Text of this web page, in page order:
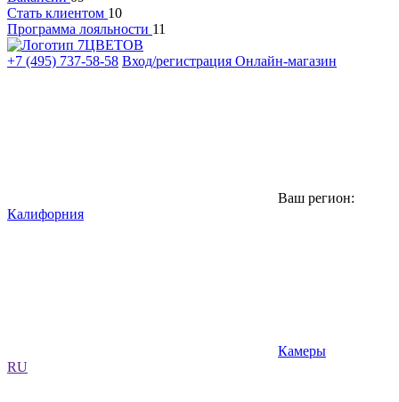
Стать клиентом 10
Программа лояльности 11
+7 (495) 737-58-58 Вход/регистрация Онлайн-магазин
Ваш регион:
Калифорния
Камеры
RU